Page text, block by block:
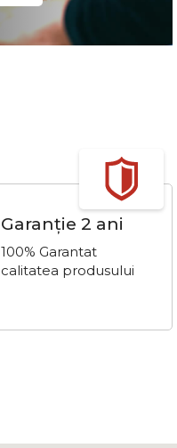
Garanție 2 ani
100% Garantat
calitatea produsului